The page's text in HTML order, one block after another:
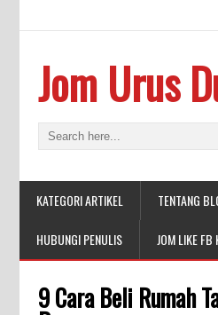
Jom Urus
KATEGORI ARTIKEL TENTANG
HUBUNGI PENULIS JOM LIKE FB
9 Cara Beli Rumah